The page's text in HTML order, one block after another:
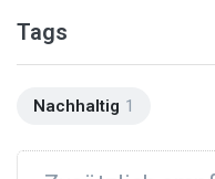
Tags
Nachhaltig 1